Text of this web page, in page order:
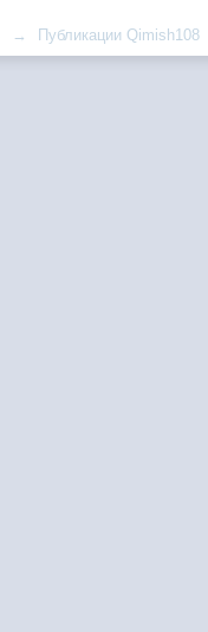
→ Публикации Qimish108